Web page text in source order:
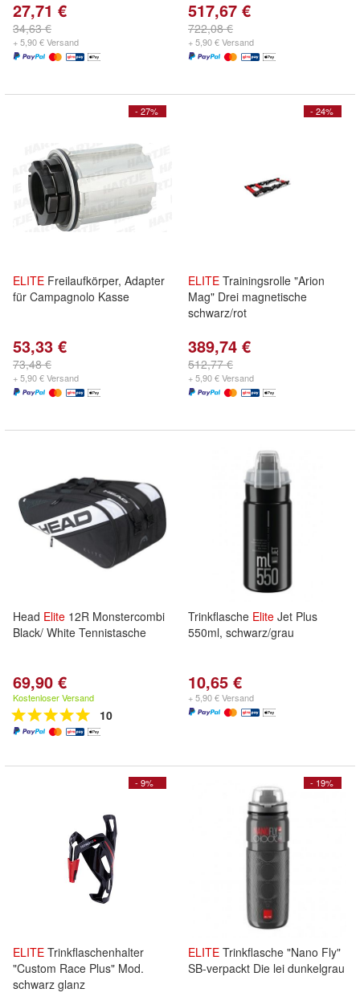
27,71 €
34,63 €
+ 5,90 € Versand
517,67 €
722,08 €
+ 5,90 € Versand
- 27%
ELITE Freilaufkörper, Adapter
für Campagnolo Kasse
53,33 €
73,48 €
+ 5,90 € Versand
- 24%
ELITE Trainingsrolle "Arion
Mag" Drei magnetische
schwarz/rot
389,74 €
512,77 €
+ 5,90 € Versand
Head Elite 12R Monstercombi
Black/ White Tennistasche
69,90 €
Kostenloser Versand
10
Trinkflasche Elite Jet Plus
550ml, schwarz/grau
10,65 €
+ 5,90 € Versand
- 9%
ELITE Trinkflaschenhalter
"Custom Race Plus" Mod.
schwarz glanz
- 19%
ELITE Trinkflasche "Nano Fly"
SB-verpackt Die lei dunkelgrau